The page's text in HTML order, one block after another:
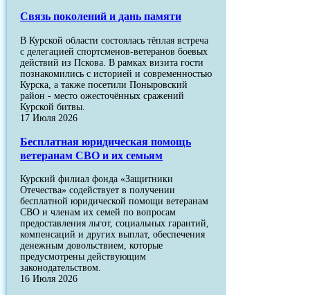
Связь поколений и дань памяти
В Курской области состоялась тёплая встреча
с делегацией спортсменов-ветеранов боевых
действий из Пскова. В рамках визита гости
познакомились с историей и современностью
Курска, а также посетили Поныровский
район - место ожесточённых сражений
Курской битвы.
17 Июля 2026
Бесплатная юридическая помощь
ветеранам СВО и их семьям
Курский филиал фонда «Защитники
Отечества» содействует в получении
бесплатной юридической помощи ветеранам
СВО и членам их семей по вопросам
предоставления льгот, социальных гарантий,
компенсаций и других выплат, обеспечения
денежным довольствием, которые
предусмотрены действующим
законодательством.
16 Июля 2026